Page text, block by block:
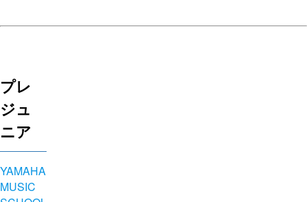
プレ
ジュ
ニア
YAMAHA
MUSIC